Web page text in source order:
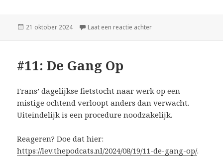
Geplaatst
21 oktober 2024 Laat een reactie achterop #12: Een Nachtmerrie
#11: De Gang Op
Frans’ dagelijkse fietstocht naar werk op een
mistige ochtend verloopt anders dan verwacht.
Uiteindelijk is een procedure noodzakelijk.
Reageren? Doe dat hier:
https://lev.thepodcats.nl/2024/08/19/11-de-gang-op/.